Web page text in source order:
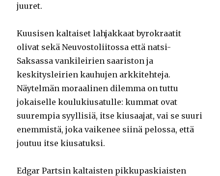
juuret.
Kuusisen kaltaiset lahjakkaat byrokraatit
olivat sekä Neuvostoliitossa että natsi-
Saksassa vankileirien saariston ja
keskitysleirien kauhujen arkkitehteja.
Näytelmän moraalinen dilemma on tuttu
jokaiselle koulukiusatulle: kummat ovat
suurempia syyllisiä, itse kiusaajat, vai se suuri
enemmistä, joka vaikenee siinä pelossa, että
joutuu itse kiusatuksi.
Edgar Partsin kaltaisten pikkupaskiaisten